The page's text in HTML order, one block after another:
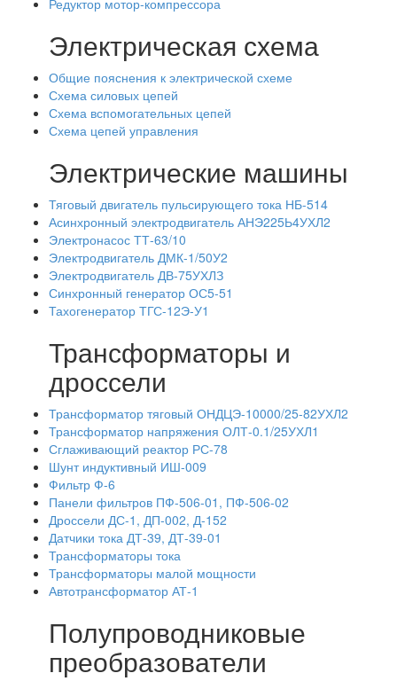
Электрическая схема
Общие пояснения к электрической схеме
Схема силовых цепей
Схема вспомогательных цепей
Схема цепей управления
Электрические машины
Тяговый двигатель пульсирующего тока НБ-514
Асинхронный электродвигатель АНЭ225Ь4УХЛ2
Электронасос ТТ-63/10
Электродвигатель ДМК-1/50У2
Электродвигатель ДВ-75УХЛЗ
Синхронный генератор ОС5-51
Тахогенератор ТГС-12Э-У1
Трансформаторы и
дроссели
Трансформатор тяговый ОНДЦЭ-10000/25-82УХЛ2
Трансформатор напряжения ОЛТ-0.1/25УХЛ1
Сглаживающий реактор РС-78
Шунт индуктивный ИШ-009
Фильтр Ф-6
Панели фильтров ПФ-506-01, ПФ-506-02
Дроссели ДС-1, ДП-002, Д-152
Датчики тока ДТ-39, ДТ-39-01
Трансформаторы тока
Трансформаторы малой мощности
Автотрансформатор АТ-1
Полупроводниковые
преобразователи